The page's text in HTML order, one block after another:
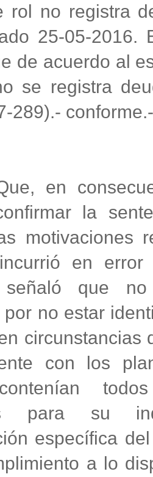
no registra
25-05-2016.
de acuerdo al
se registra
289).-
en
la
motivaciones
en
señaló que
por no estar
circunstancias
con los
para su
específica
a lo